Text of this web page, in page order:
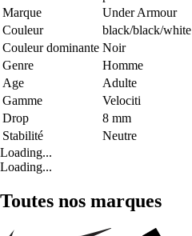
Marque
Under Armour
Couleur
black/black/white
Couleur dominante Noir
Genre
Homme
Age
Adulte
Gamme
Velociti
Drop
8 mm
Stabilité
Neutre
Loading...
Loading...
Toutes nos marques